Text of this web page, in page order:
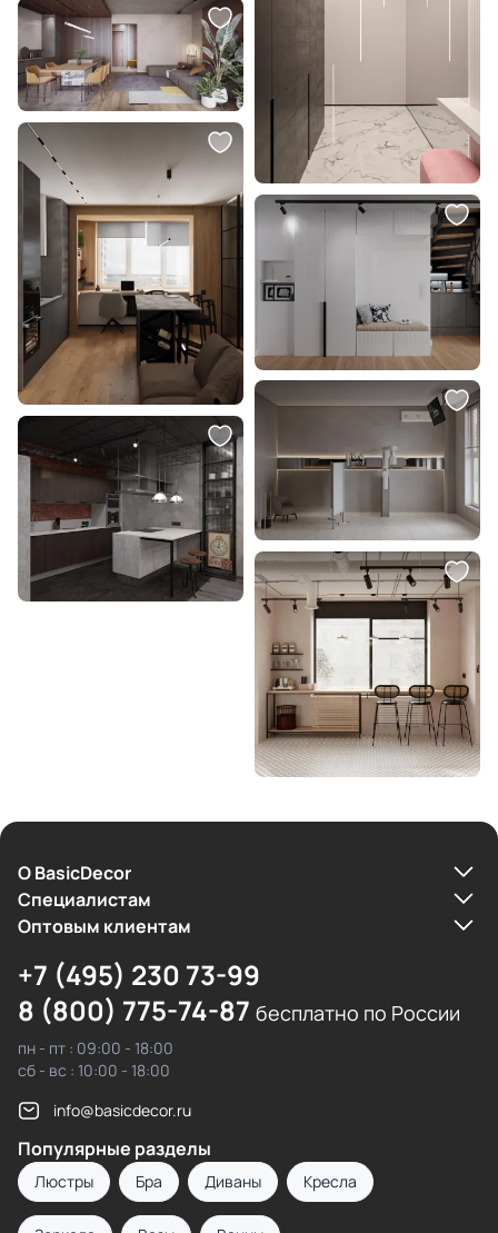
О BasicDecor
Cпециалистам
Оптовым клиентам
+7 (495) 230 73-99
8 (800) 775-74-87 бесплатно по России
пн - пт : 09:00 - 18:00
сб - вс : 10:00 - 18:00
info@basicdecor.ru
Популярные разделы
Люстры Бра Диваны Кресла